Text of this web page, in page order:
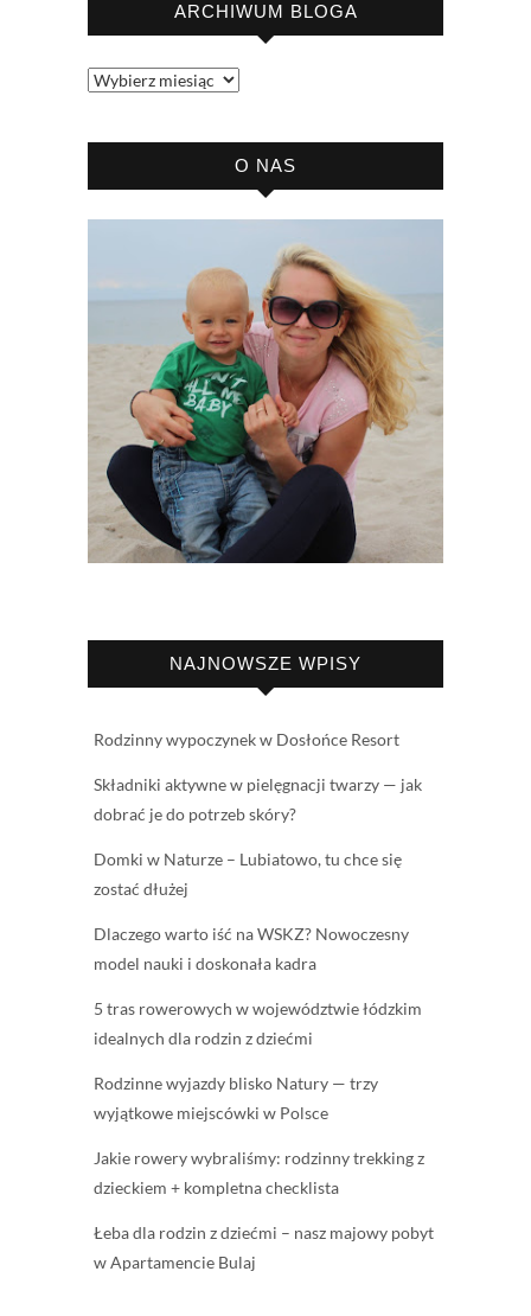
ARCHIWUM BLOGA
Archiwum
O NAS
NAJNOWSZE WPISY
Rodzinny wypoczynek w Dosłońce Resort
Składniki aktywne w pielęgnacji twarzy — jak
dobrać je do potrzeb skóry?
Domki w Naturze – Lubiatowo, tu chce się
zostać dłużej
Dlaczego warto iść na WSKZ? Nowoczesny
model nauki i doskonała kadra
5 tras rowerowych w województwie łódzkim
idealnych dla rodzin z dziećmi
Rodzinne wyjazdy blisko Natury — trzy
wyjątkowe miejscówki w Polsce
Jakie rowery wybraliśmy: rodzinny trekking z
dzieckiem + kompletna checklista
Łeba dla rodzin z dziećmi – nasz majowy pobyt
w Apartamencie Bulaj